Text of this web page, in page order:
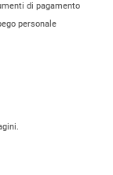
di pagamento
personale